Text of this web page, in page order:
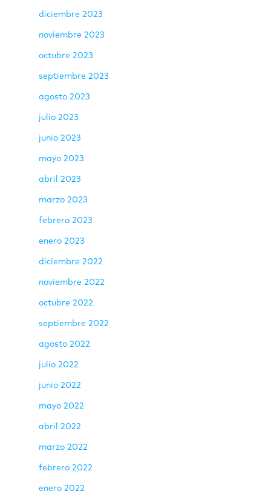
diciembre 2023
noviembre 2023
octubre 2023
septiembre 2023
agosto 2023
julio 2023
junio 2023
mayo 2023
abril 2023
marzo 2023
febrero 2023
enero 2023
diciembre 2022
noviembre 2022
octubre 2022
septiembre 2022
agosto 2022
julio 2022
junio 2022
mayo 2022
abril 2022
marzo 2022
febrero 2022
enero 2022